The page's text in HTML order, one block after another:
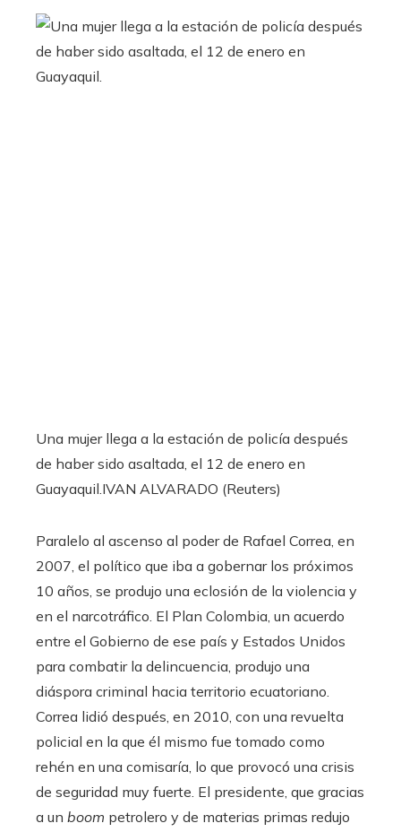
Una mujer llega a la estación de policía después
de haber sido asaltada, el 12 de enero en
Guayaquil.IVAN ALVARADO (Reuters)
Paralelo al ascenso al poder de Rafael Correa, en
2007, el político que iba a gobernar los próximos
10 años, se produjo una eclosión de la violencia y
en el narcotráfico. El Plan Colombia, un acuerdo
entre el Gobierno de ese país y Estados Unidos
para combatir la delincuencia, produjo una
diáspora criminal hacia territorio ecuatoriano.
Correa lidió después, en 2010, con una revuelta
policial en la que él mismo fue tomado como
rehén en una comisaría, lo que provocó una crisis
de seguridad muy fuerte. El presidente, que gracias
a un boom petrolero y de materias primas redujo